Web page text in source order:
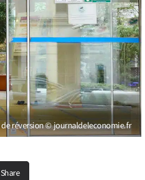
réversion © journaldeleconomie.fr
Share